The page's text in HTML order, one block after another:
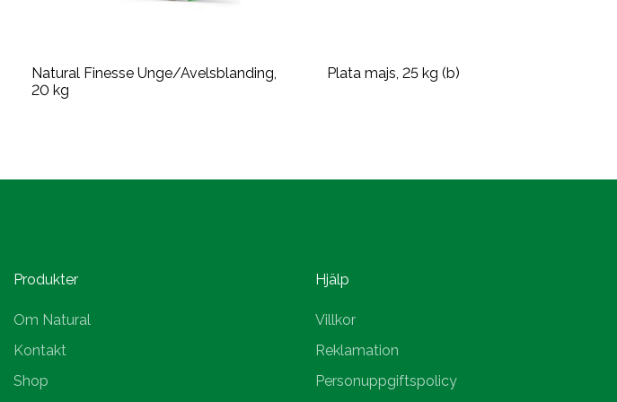
Natural Finesse Unge/Avelsblanding,
20 kg
Plata majs, 25 kg (b)
Produkter
Om Natural
Kontakt
Shop
Hjälp
Villkor
Reklamation
Personuppgiftspolicy